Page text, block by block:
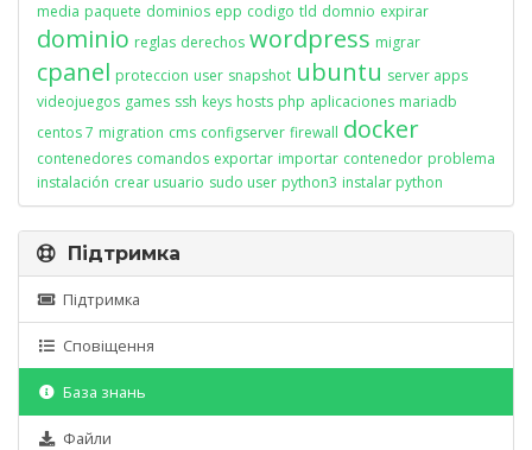
media paquete dominios epp codigo tld domnio expirar
dominio reglas derechos wordpress migrar
cpanel proteccion user snapshot ubuntu server apps
videojuegos games ssh keys hosts php aplicaciones mariadb
centos 7 migration cms configserver firewall docker
contenedores comandos exportar importar contenedor problema
instalación crear usuario sudo user python3 instalar python
Підтримка
Підтримка
Сповіщення
База знань
Файли